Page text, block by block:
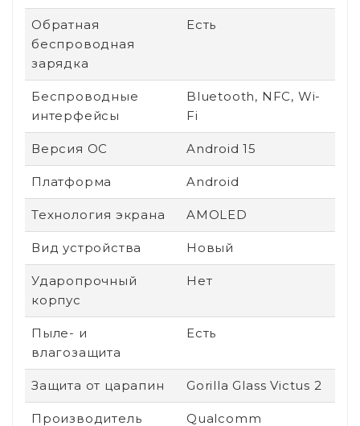
Обратная
беспроводная
зарядка
Есть
Беспроводные
интерфейсы
Bluetooth, NFC, Wi-
Fi
Версия ОС Android 15
Платформа Android
Технология экрана AMOLED
Вид устройства Новый
Ударопрочный
корпус
Нет
Пыле- и
влагозащита
Есть
Защита от царапин Gorilla Glass Victus 2
Производитель
Qualcomm